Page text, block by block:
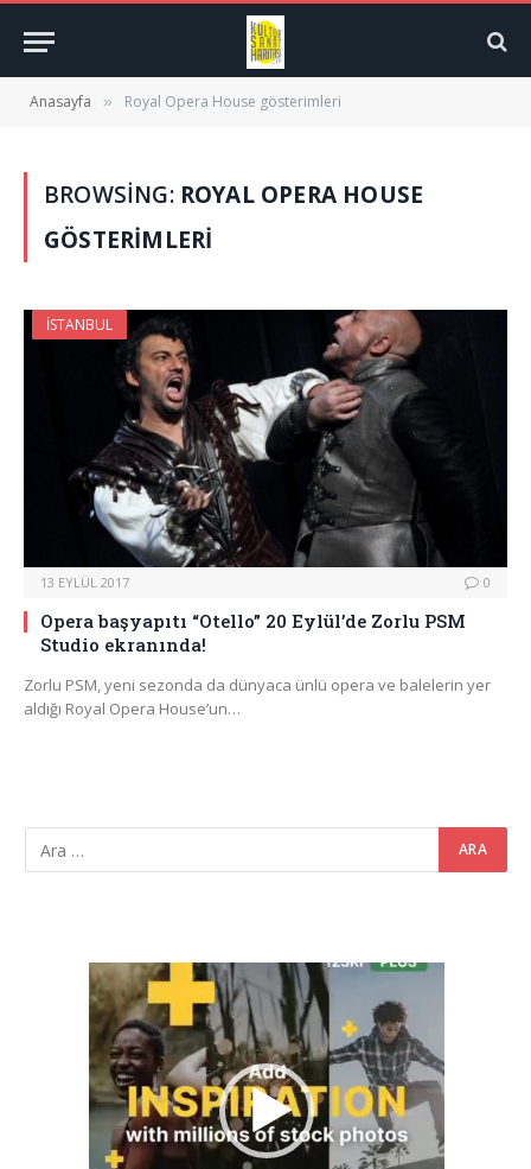
Anasayfa » Royal Opera House gösterimleri
BROWSING: ROYAL OPERA HOUSE
GÖSTERIMLERI
İSTANBUL
13 EYLÜL 2017 0
Opera başyapıtı “Otello” 20 Eylül’de Zorlu PSM
Studio ekranında!
Zorlu PSM, yeni sezonda da dünyaca ünlü opera ve balelerin yer
aldığı Royal Opera House’un…
Video
oynatıcı